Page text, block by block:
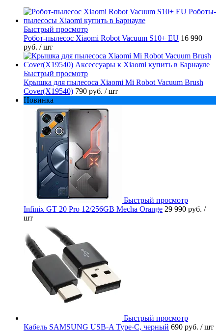
Быстрый просмотр
Робот-пылесос Xiaomi Robot Vacuum S10+ EU 16 990
руб. / шт
Быстрый просмотр
Крышка для пылесоса Xiaomi Mi Robot Vacuum Brush
Cover(X19540) 790 руб. / шт
Новинка
Быстрый просмотр
Infinix GT 20 Pro 12/256GB Mecha Orange 29 990 руб. /
шт
Быстрый просмотр
Кабель SAMSUNG USB-A Type-C, черный 690 руб. / шт